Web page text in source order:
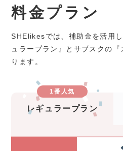
料金プラン
SHElikesでは、補助金を活用
ュラープラン』とサブスクの
ります。
レギュラープラン
1番人気